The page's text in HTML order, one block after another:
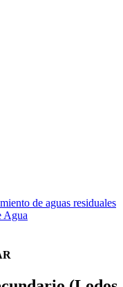
de aguas residuales
Agua